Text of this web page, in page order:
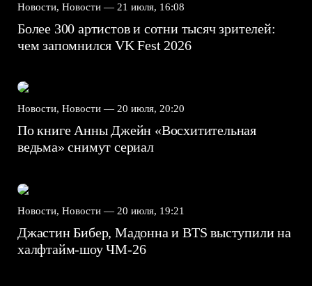
Новости, Новости — 21 июля, 16:08
Более 300 артистов и сотни тысяч зрителей:
чем запомнился VK Fest 2026
Новости, Новости — 20 июля, 20:20
По книге Анны Джейн «Восхитительная
ведьма» снимут сериал
Новости, Новости — 20 июля, 19:21
Джастин Бибер, Мадонна и BTS выступили на
халфтайм-шоу ЧМ-26